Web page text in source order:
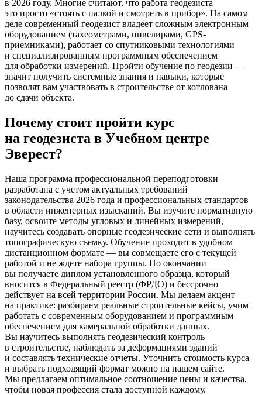
в 2026 году. Многие считают, что работа геодезиста —
это просто «стоять с палкой и смотреть в прибор». На самом
деле современный геодезист владеет сложным электронным
оборудованием (тахеометрами, нивелирами, GPS-
приемниками), работает со спутниковыми технологиями
и специализированным программным обеспечением
для обработки измерений. Пройти обучение по геодезии —
значит получить системные знания и навыки, которые
позволят вам участвовать в строительстве от котлована
до сдачи объекта.
Почему стоит пройти курс
на геодезиста в Учебном центре
Эверест?
Наша программа профессиональной переподготовки
разработана с учетом актуальных требований
законодательства 2026 года и профессиональных стандартов
в области инженерных изысканий. Вы изучите нормативную
базу, освоите методы угловых и линейных измерений,
научитесь создавать опорные геодезические сети и выполнять
топографическую съемку. Обучение проходит в удобном
дистанционном формате — вы совмещаете его с текущей
работой и не ждете набора группы. По окончании
вы получаете диплом установленного образца, который
вносится в Федеральный реестр (ФРДО) и бессрочно
действует на всей территории России. Мы делаем акцент
на практике: разбираем реальные строительные кейсы, учим
работать с современным оборудованием и программным
обеспечением для камеральной обработки данных.
Вы научитесь выполнять геодезический контроль
в строительстве, наблюдать за деформациями зданий
и составлять технические отчеты. Уточнить стоимость курса
и выбрать подходящий формат можно на нашем сайте.
Мы предлагаем оптимальное соотношение цены и качества,
чтобы новая профессия стала доступной каждому.